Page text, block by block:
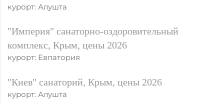
курорт: Алушта
"Империя" санаторно-оздоровительный
комплекс, Крым, цены 2026
курорт: Евпатория
"Киев" санаторий, Крым, цены 2026
курорт: Алушта